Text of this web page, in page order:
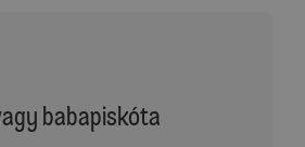
babapiskóta